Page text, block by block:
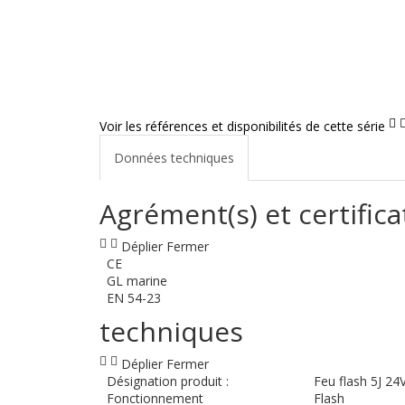
Voir les références et disponibilités de cette série
Données techniques
Agrément(s) et
Déplier Fermer
CE
GL marine
EN 54-23
techniques
Déplier Fermer
Désignation produit :
Feu flash 5J
Fonctionnement
Flash